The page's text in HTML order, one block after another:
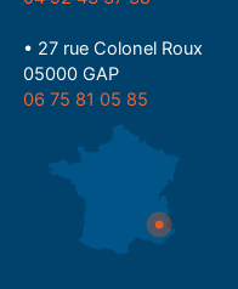
• 27 rue Colonel Roux
05000 GAP
06 75 81 05 85